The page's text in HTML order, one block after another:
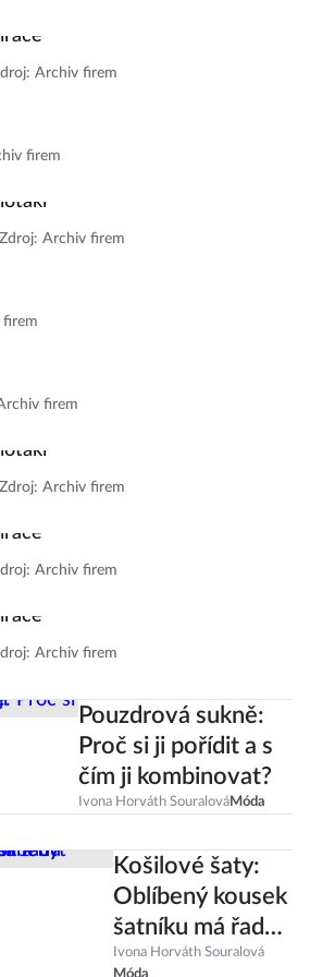
Archiv firem
firem
Zdroj: Archiv firem
firem
Zdroj: Archiv firem
Archiv firem
Archiv firem
Pouzdrová sukně:
Proč si ji pořídit a s
čím ji kombinovat?
Ivona Horváth SouralováMóda
Košilové šaty:
Oblíbený kousek
šatníku má řadu
podob. Jak je
Ivona Horváth Souralová